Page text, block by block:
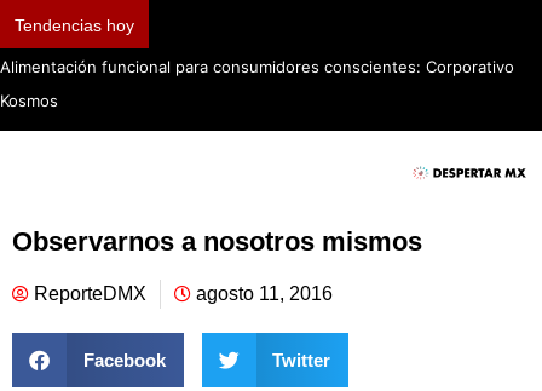
Tendencias hoy
Alimentación funcional para consumidores conscientes: Corporativo
Kosmos
Observarnos a nosotros mismos
ReporteDMX agosto 11, 2016
Facebook Twitter